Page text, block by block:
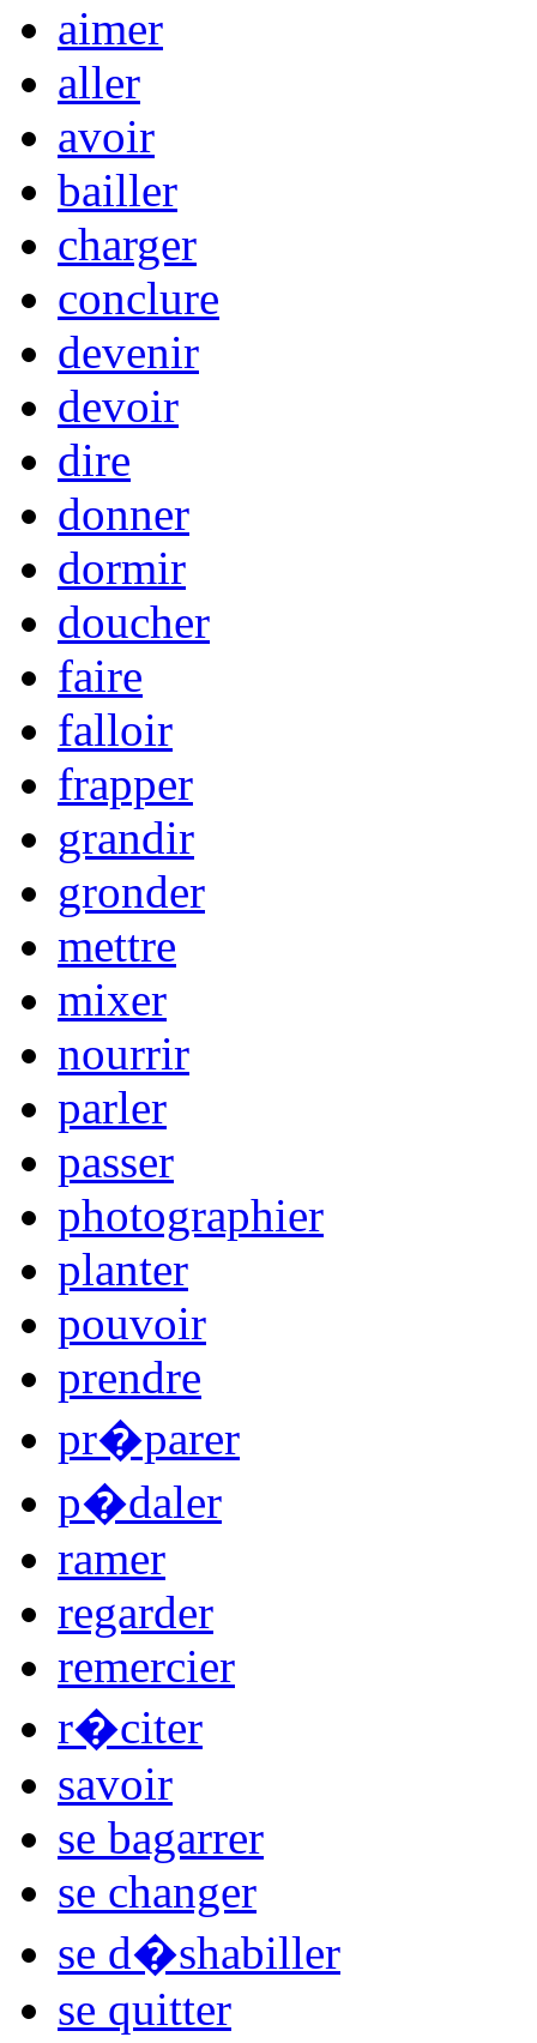
aimer
aller
avoir
bailler
charger
conclure
devenir
devoir
dire
donner
dormir
doucher
faire
falloir
frapper
grandir
gronder
mettre
mixer
nourrir
parler
passer
photographier
planter
pouvoir
prendre
pr�parer
p�daler
ramer
regarder
remercier
r�citer
savoir
se bagarrer
se changer
se d�shabiller
se quitter